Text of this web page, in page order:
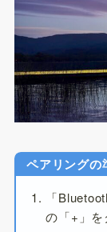
ペアリングの
「
の「+」を